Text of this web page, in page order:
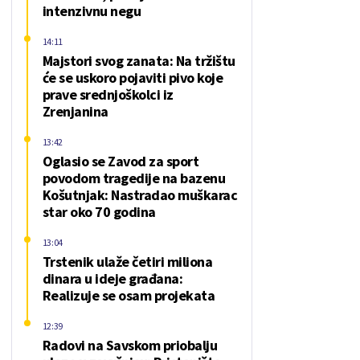
intenzivnu negu
Majstori svog zanata: Na tržištu
će se uskoro pojaviti pivo koje
prave srednjoškolci iz
Zrenjanina
14:11
Oglasio se Zavod za sport
povodom tragedije na bazenu
Košutnjak: Nastradao muškarac
star oko 70 godina
13:42
Trstenik ulaže četiri miliona
dinara u ideje građana:
Realizuje se osam projekata
13:04
Radovi na Savskom priobalju
12:39